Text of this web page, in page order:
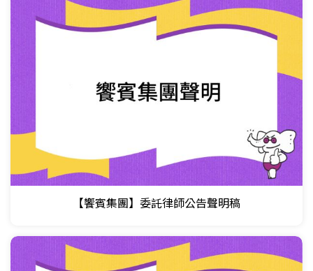
【饗賓集團】委託律師公告聲明稿